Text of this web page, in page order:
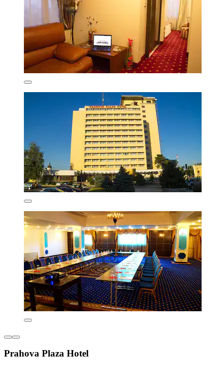
Prahova Plaza Hotel